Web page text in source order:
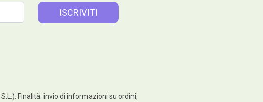
Finalità: invio di informazioni su ordini,